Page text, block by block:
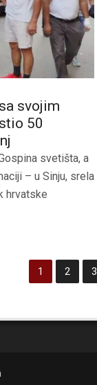
svojim
50
svetišta, a
– u Sinju, srela
hrvatske
1 2 3